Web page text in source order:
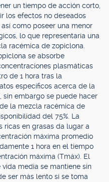
un tiempo de acción corto,
los efectos no deseados
como poseer una menor
lo que representaría una
racémica de zopiclona.
se absorbe
plasmáticas
de 1 hora tras la
específicos acerca de la
sin embargo se puede hacer
la mezcla racémica de
del 75%. La
ricas en grasas da lugar a
máxima promedio
1 hora en el tiempo
máxima (Tmáx). El
media se mantiene sin
ser más lento si se toma